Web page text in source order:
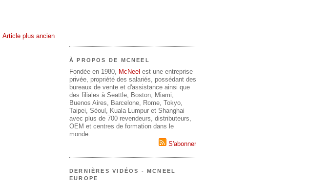
Article plus ancien
À PROPOS DE MCNEEL
Fondée en 1980, McNeel est une entreprise
privée, propriété des salariés, possédant des
bureaux de vente et d'assistance ainsi que
des filiales à Seattle, Boston, Miami,
Buenos Aires, Barcelone, Rome, Tokyo,
Taipei, Séoul, Kuala Lumpur et Shanghai
avec plus de 700 revendeurs, distributeurs,
OEM et centres de formation dans le
monde.
S'abonner
DERNIÈRES VIDÉOS - MCNEEL
EUROPE